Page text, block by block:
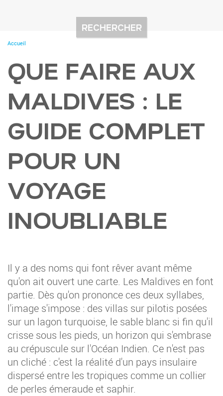
You
Accueil
QUE FAIRE AUX
MALDIVES : LE
GUIDE COMPLET
POUR UN
VOYAGE
INOUBLIABLE
Il y a des noms qui font rêver avant même
qu'on ait ouvert une carte. Les Maldives en font
partie. Dès qu'on prononce ces deux syllabes,
l'image s'impose : des villas sur pilotis posées
sur un lagon turquoise, le sable blanc si fin qu'il
crisse sous les pieds, un horizon qui s'embrase
au crépuscule sur l'Océan Indien. Ce n'est pas
un cliché : c'est la réalité d'un pays insulaire
dispersé entre les tropiques comme un collier
de perles émeraude et saphir.